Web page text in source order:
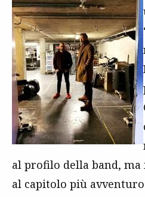
al profilo della band, ma
al capitolo più